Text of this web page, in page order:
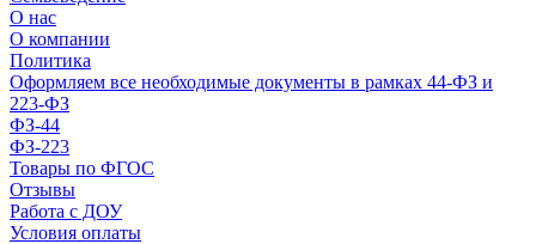
О нас
О компании
Политика
Оформляем все необходимые документы в рамках 44-ФЗ и
223-ФЗ
ФЗ-44
ФЗ-223
Товары по ФГОС
Отзывы
Работа с ДОУ
Условия оплаты